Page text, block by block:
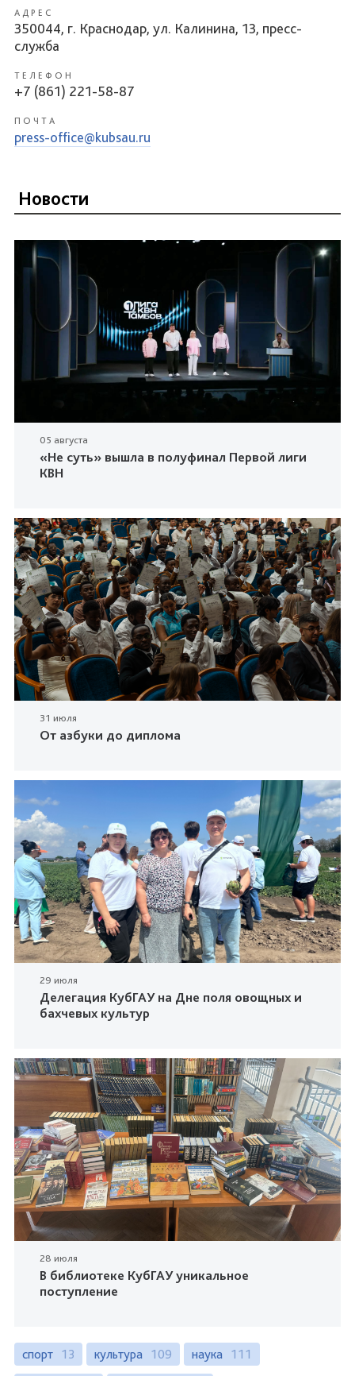
АДРЕС
350044, г. Краснодар, ул. Калинина, 13, пресс-
служба
ТЕЛЕФОН
+7 (861) 221-58-87
ПОЧТА
press-office@kubsau.ru
Новости
05 августа
«Не суть» вышла в полуфинал Первой лиги
КВН
31 июля
От азбуки до диплома
29 июля
Делегация КубГАУ на Дне поля овощных и
бахчевых культур
28 июля
В библиотеке КубГАУ уникальное
поступление
спорт 13 культура 109 наука 111